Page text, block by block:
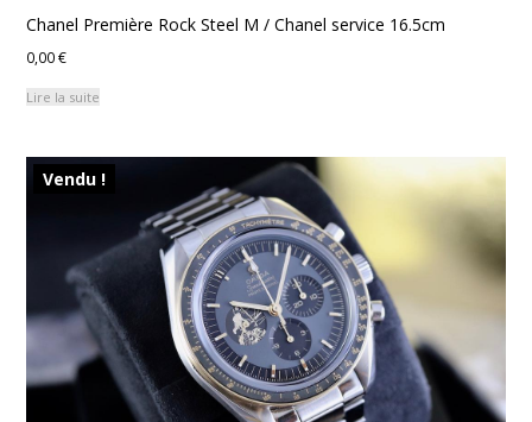
Chanel Première Rock Steel M / Chanel service 16.5cm
0,00€
Lire la suite
Vendu !